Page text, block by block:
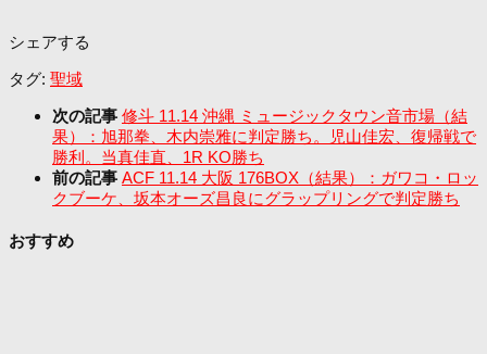
シェアする
タグ: 聖域
次の記事 修斗 11.14 沖縄 ミュージックタウン音市場（結
果）：旭那拳、木内崇雅に判定勝ち。児山佳宏、復帰戦で
勝利。当真佳直、1R KO勝ち
前の記事 ACF 11.14 大阪 176BOX（結果）：ガワコ・ロッ
クブーケ、坂本オーズ昌良にグラップリングで判定勝ち
おすすめ